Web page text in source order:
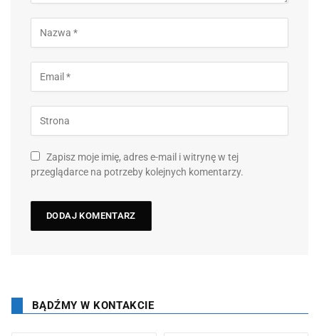
Zapisz moje imię, adres e-mail i witrynę w tej
przeglądarce na potrzeby kolejnych komentarzy.
BĄDŹMY W KONTAKCIE